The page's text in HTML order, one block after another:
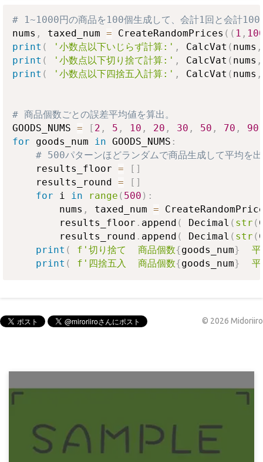
# 1~1000円の商品を100個生成して、会計1回と会計100
nums , taxed_num = CreateRandomPrices ( ( 1 ,
print ( '小数点以下いじらず計算:' , CalcVat ( nums ,
print ( '小数点以下切り捨て計算:' , CalcVat ( nums ,
print ( '小数点以下四捨五入計算:' , CalcVat ( nums ,
# 商品個数ごとの誤差平均値を算出。
GOODS_NUMS = 2 , 5 , 10 , 20 , 30 , 50 , 70 , 90
for goods_num in GOODS_NUMS :
# 500パターンほどランダムで商品生成して平均を
    results_floor
=
    results_round
=
for i in range ( 500 ) :
        nums
, taxed_num =
        results_floor
. append ( Decimal ( str (
        results_round
. append ( Decimal ( str (
print ( f'切り捨て  商品個数{ goods_num }
平
print ( f'四捨五入  商品個数{ goods_num }
平
© 2026 Midoriiro